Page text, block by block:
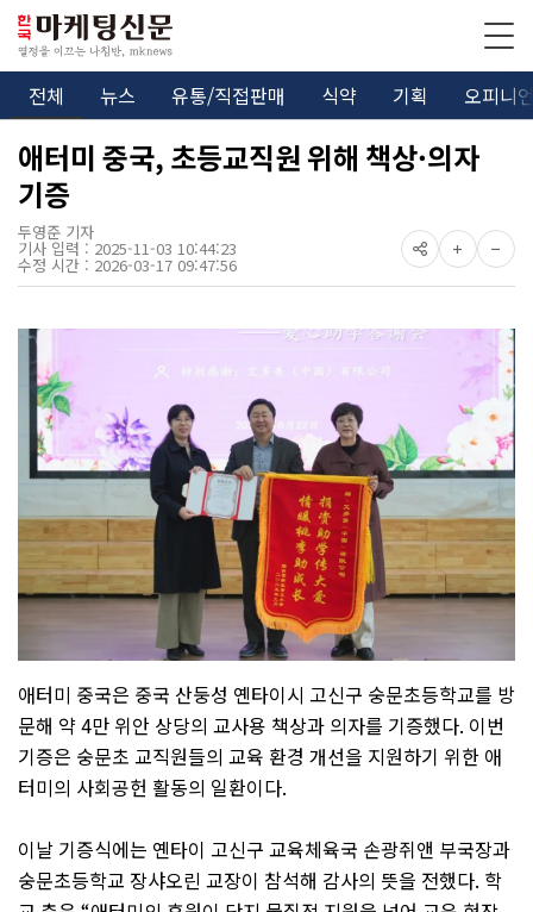
전체 뉴스 유통/직접판매 식약 기획 오피니
애터미 중국, 초등교직원 위해 책상·의자
기증
두영준 기자
기사 입력 : 2025-11-03 10:44:23
수정 시간 : 2026-03-17 09:47:56
애터미 중국은 중국 산둥성 옌타이시 고신구 숭문초등학교를 방
문해 약4만 위안 상당의 교사용 책상과 의자를 기증했다. 이번
기증은 숭문초 교직원들의 교육 환경 개선을 지원하기 위한 애
터미의 사회공헌 활동의 일환이다.
이날 기증식에는 옌타이 고신구 교육체육국 손광쥐앤 부국장과
숭문초등학교 장샤오린 교장이 참석해 감사의 뜻을 전했다. 학